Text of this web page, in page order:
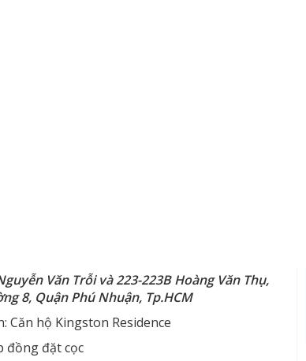
Văn Trỗi và 223-223B Hoàng Văn Thụ,
8, Quận Phú Nhuận, Tp.HCM
Căn hộ Kingston Residence
đồng đặt cọc